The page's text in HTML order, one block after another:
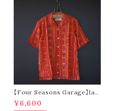
【Four Seasons Garage】lad
der stripe open collar s/s s
hirt (orange)
¥6,600